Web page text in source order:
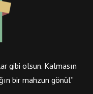
gibi olsun. Kalmasın
bir mahzun gönül”